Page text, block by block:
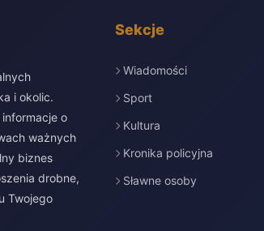
i okolic.
o
ważnych
biznes
drobne,
Twojego
Sekcje
Wiadomości
Sport
Kultura
Kronika policyjna
Sławne osoby